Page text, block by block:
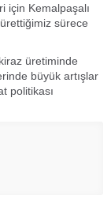
için Kemalpaşalı
sürece
üretiminde
büyük artışlar
politikası